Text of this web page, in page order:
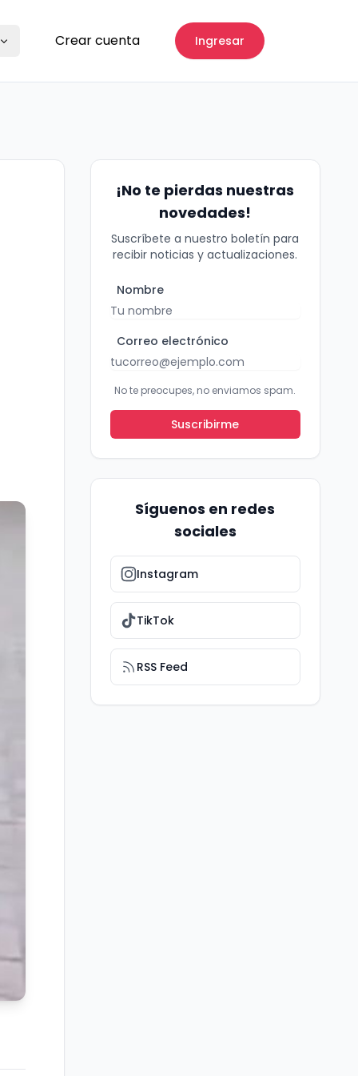
Crear cuenta Ingresar
¡No te pierdas nuestras
novedades!
Suscríbete a nuestro boletín para
recibir noticias y actualizaciones.
Nombre
Correo electrónico
No te preocupes, no enviamos spam.
Suscribirme
Síguenos en redes
sociales
Instagram
TikTok
RSS Feed